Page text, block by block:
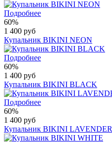
Подробнее
60%
1 400 руб
Купальник BIKINI NEON
Подробнее
60%
1 400 руб
Купальник BIKINI BLACK
Подробнее
60%
1 400 руб
Купальник BIKINI LAVENDER